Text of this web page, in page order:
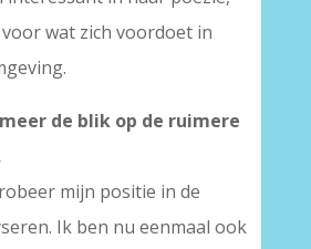
wat zich voordoet in
de blik op de ruimere
mijn positie in de
Ik ben nu eenmaal ook